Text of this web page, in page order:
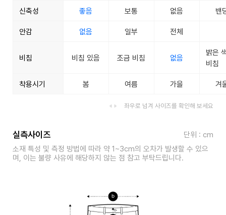
신축성 좋음 보통 없음 밴
안감 없음 일부 전체
비침 비침 있음 조금 비침 없음
밝은
비침
착용시기 봄 여름 가을 겨
좌우로 넘겨 사이즈를 확인해 보세요
실측사이즈
단위 : cm
소재 특성 및 측정 방법에 따라 약 1~3cm의 오차가 발생할 수 있으
며, 이는 불량 사유에 해당하지 않는 점 참고 부탁드립니다.